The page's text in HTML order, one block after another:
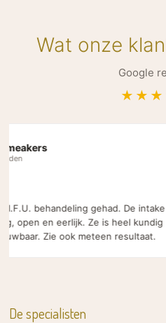
Wat onze
Google
behandeling gehad. De intake
en eerlijk. Ze is heel kundig
Zie ook meteen resultaat.
De specialisten